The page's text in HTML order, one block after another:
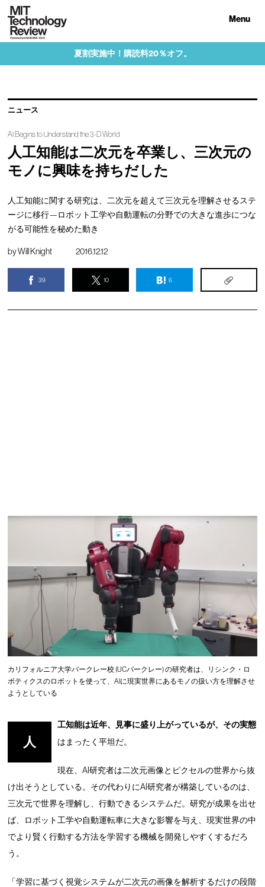
Menu
夏割実施中！購読料20％オフ。
ニュース
AI Begins to Understand the 3-D World
人工知能は二次元を卒業し、三次元の
モノに興味を持ちだした
人工知能に関する研究は、二次元を超えて三次元を理解させるステ
ージに移行—ロボット工学や自動運転の分野での大きな進歩につな
がる可能性を秘めた動き
byWill Knight 2016.12.12
39 10 6
カリフォルニア大学バークレー校 (UCバークレー) の研究者は、リシンク・ロ
ボティクスのロボットを使って、AIに現実世界にあるモノの扱い方を理解させ
ようとしている
人
工知能は近年、見事に盛り上がっているが、その実態
はまったく平坦だ。
現在、AI研究者は二次元画像とピクセルの世界から抜
け出そうとしている。その代わりにAI研究者が構築しているのは、
三次元で世界を理解し、行動できるシステムだ。研究が成果を出せ
ば、ロボット工学や自動運転車に大きな影響を与え、現実世界の中
でより賢く行動する方法を学習する機械を開発しやすくするだろ
う。
「学習に基づく視覚システムが二次元の画像を解析するだけの段階